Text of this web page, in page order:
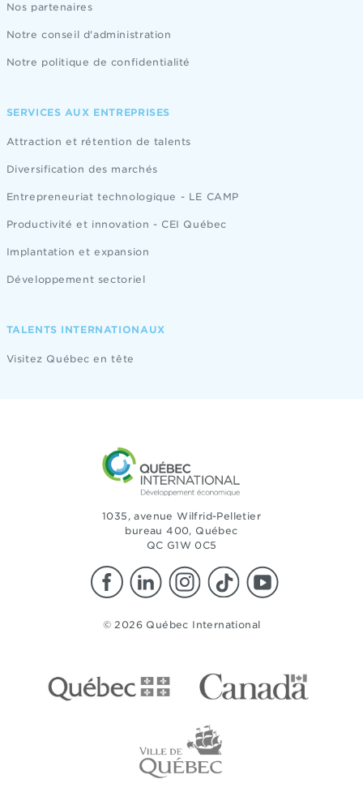
Nos partenaires
Notre conseil d'administration
Notre politique de confidentialité
SERVICES AUX ENTREPRISES
Attraction et rétention de talents
Diversification des marchés
Entrepreneuriat technologique - LE CAMP
Productivité et innovation - CEI Québec
Implantation et expansion
Développement sectoriel
TALENTS INTERNATIONAUX
Visitez Québec en tête
1035, avenue Wilfrid-Pelletier
bureau 400, Québec
QC G1W 0C5
© 2026 Québec International